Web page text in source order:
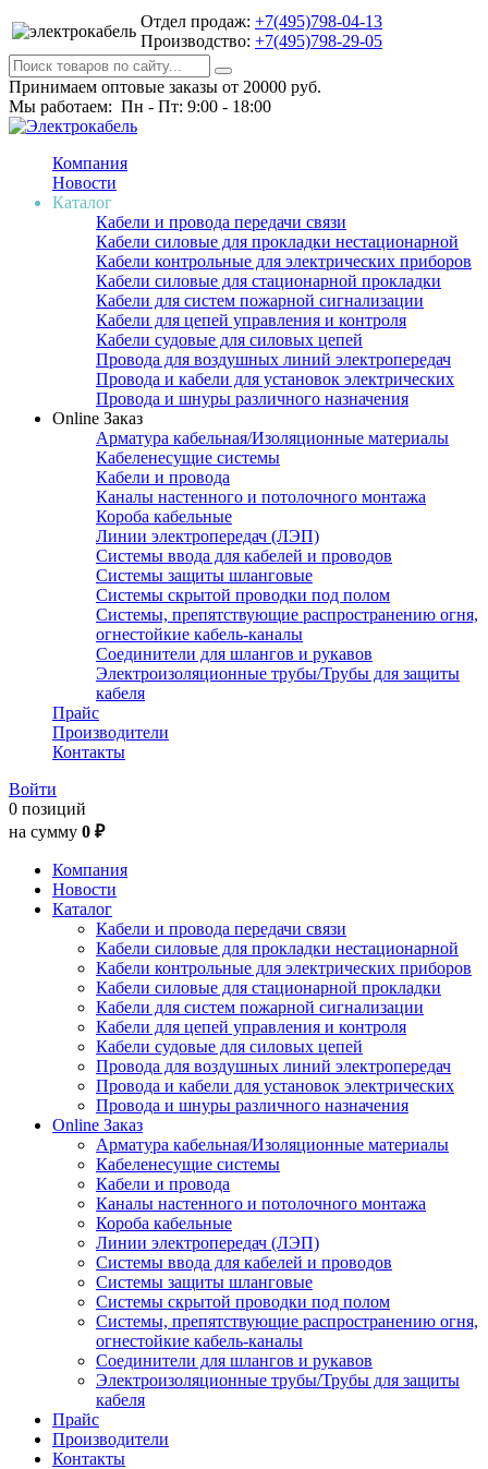
Отдел продаж: +7(495)798-04-13
Производство: +7(495)798-29-05
Принимаем оптовые заказы от 20000 руб.
Мы работаем: Пн - Пт: 9:00 - 18:00
Компания
Новости
Каталог
Кабели и провода передачи связи
Кабели силовые для прокладки нестационарной
Кабели контрольные для электрических приборов
Кабели силовые для стационарной прокладки
Кабели для систем пожарной сигнализации
Кабели для цепей управления и контроля
Кабели судовые для силовых цепей
Провода для воздушных линий электропередач
Провода и кабели для установок электрических
Провода и шнуры различного назначения
Online Заказ
Арматура кабельная/Изоляционные материалы
Кабеленесущие системы
Кабели и провода
Каналы настенного и потолочного монтажа
Короба кабельные
Линии электропередач (ЛЭП)
Системы ввода для кабелей и проводов
Системы защиты шланговые
Системы скрытой проводки под полом
Системы, препятствующие распространению огня,
огнестойкие кабель-каналы
Соединители для шлангов и рукавов
Электроизоляционные трубы/Трубы для защиты
кабеля
Прайс
Производители
Контакты
Войти
0 позиций
на сумму 0 ₽
Компания
Новости
Каталог
Кабели и провода передачи связи
Кабели силовые для прокладки нестационарной
Кабели контрольные для электрических приборов
Кабели силовые для стационарной прокладки
Кабели для систем пожарной сигнализации
Кабели для цепей управления и контроля
Кабели судовые для силовых цепей
Провода для воздушных линий электропередач
Провода и кабели для установок электрических
Провода и шнуры различного назначения
Online Заказ
Арматура кабельная/Изоляционные материалы
Кабеленесущие системы
Кабели и провода
Каналы настенного и потолочного монтажа
Короба кабельные
Линии электропередач (ЛЭП)
Системы ввода для кабелей и проводов
Системы защиты шланговые
Системы скрытой проводки под полом
Системы, препятствующие распространению огня,
огнестойкие кабель-каналы
Соединители для шлангов и рукавов
Электроизоляционные трубы/Трубы для защиты
кабеля
Прайс
Производители
Контакты